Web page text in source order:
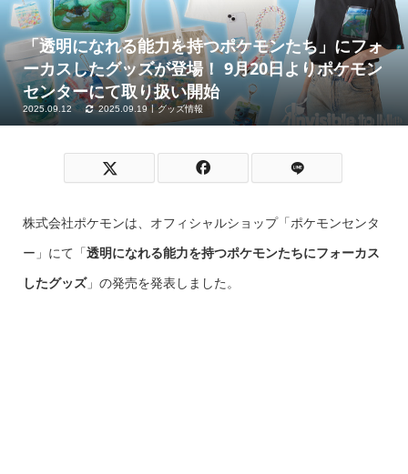
「透明になれる能力を持つポケモンたち」にフォ
ーカスしたグッズが登場！ 9月20日よりポケモン
センターにて取り扱い開始
2025.09.12 2025.09.19 グッズ情報
株式会社ポケモンは、オフィシャルショップ「ポケモンセンタ
ー」にて「透明になれる能力を持つポケモンたちにフォーカス
したグッズ」の発売を発表しました。